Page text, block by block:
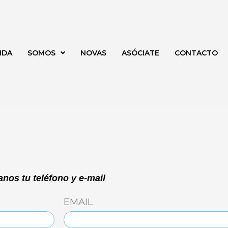
SOMOS NOVAS ASÓCIATE CONTACTO
tu teléfono y e-mail
EMAIL